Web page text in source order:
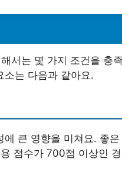
서는 몇 가지 조건을 충
소는 다음과 같아요.
에 큰 영향을 미쳐요. 좋
점수가 700점 이상인